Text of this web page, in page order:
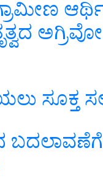
ಸೂಕ್ತ